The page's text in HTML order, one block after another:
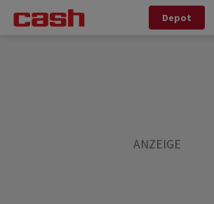
Depot